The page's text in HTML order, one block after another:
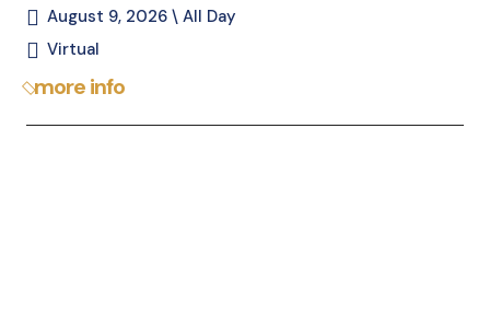
August 9, 2026 \ All Day
Virtual
more info